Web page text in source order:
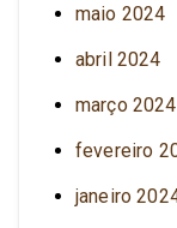
maio 2024
abril 2024
março 2024
fevereiro
janeiro